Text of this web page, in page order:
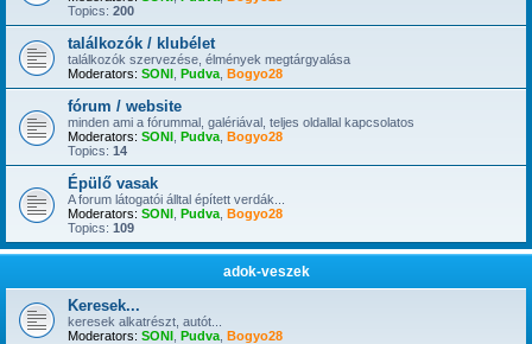
Topics: 200
találkozók / klubélet
találkozók szervezése, élmények megtárgyalása
Moderators: SONI Pudva Bogyo28
fórum / website
minden ami a fórummal, galériával, teljes oldallal kapcsolatos
Moderators: SONI Pudva Bogyo28
Topics: 14
Épülő vasak
A forum látogatói álltal épített verdák...
Moderators: SONI Pudva Bogyo28
Topics: 109
adok-veszek
Keresek...
keresek alkatrészt, autót...
Moderators: SONI Pudva Bogyo28